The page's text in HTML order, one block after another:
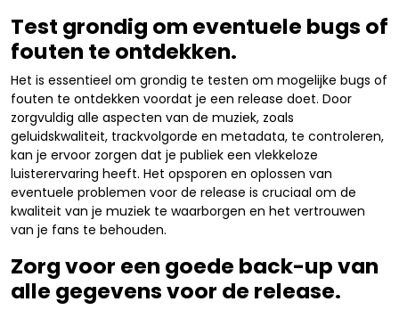
Test grondig om eventuele bugs of
fouten te ontdekken.
Het is essentieel om grondig te testen om mogelijke bugs of
fouten te ontdekken voordat je een release doet. Door
zorgvuldig alle aspecten van de muziek, zoals
geluidskwaliteit, trackvolgorde en metadata, te controleren,
kan je ervoor zorgen dat je publiek een vlekkeloze
luisterervaring heeft. Het opsporen en oplossen van
eventuele problemen voor de release is cruciaal om de
kwaliteit van je muziek te waarborgen en het vertrouwen
van je fans te behouden.
Zorg voor een goede back-up van
alle gegevens voor de release.